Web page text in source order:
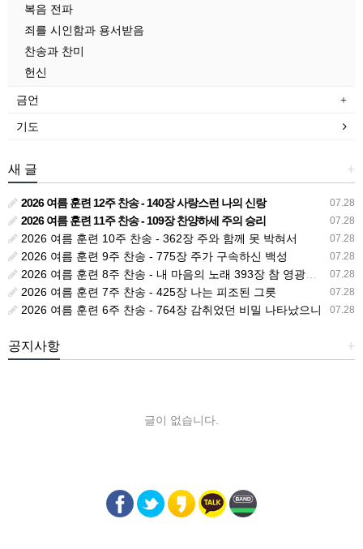
복음 전파
죄를 시인함과 용서받음
찬송과 찬미
헌신
금언
기도
+
새 글
07.28
2026 여름 훈련 12주 찬송 - 140장 사랑스런 나의 신랑
07.28
2026 여름 훈련 11주 찬송 - 109장 찬양하세 주의 승리
07.28
2026 여름 훈련 10주 찬송 - 362장 주와 함께 못 박혀서
07.28
2026 여름 훈련 9주 찬송 - 775장 주가 구속하신 백성
07.28
2026 여름 훈련 8주 찬송 - 내 마음의 노래 393장 참 영광스런 우리 왕
07.28
2026 여름 훈련 7주 찬송 - 425장 나는 피조된 그릇
07.28
2026 여름 훈련 6주 찬송 - 764장 감취었던 비밀 나타났으니
+
공지사항
글이 없습니다.